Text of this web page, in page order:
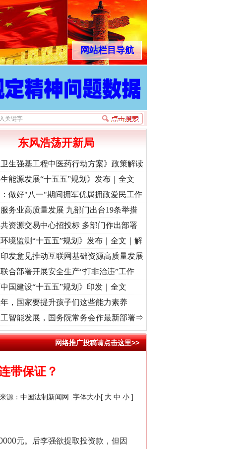
网站栏目导航
牢记初心使命 奋进复兴征程丨“转折之城”激荡..·[视频]
东风浩荡开新局
卫生强基工程中医药行动方案》政策解读
生能源发展“十五五”规划》发布｜全文
做好"八一"期间拥军优属拥政爱民工作
务业高质量发展 九部门出台19条举措
资源交易中心招投标 多部门作出部署
环境监测“十五五”规划》发布｜全文｜解
发意见推动互联网基础资源高质量发展
合部署开展安全生产“打非治违”工作
中国建设“十五五”规划》印发｜全文
，国家要提升孩子们这些能力素养
智能发展，国务院常务会作最新部署⇒
网络推广投稿请点击这里>>
带保证？
源： 中国法制新闻网 字体大小[ 大 中 小 ]
元。后李强欲提取投资款，但因